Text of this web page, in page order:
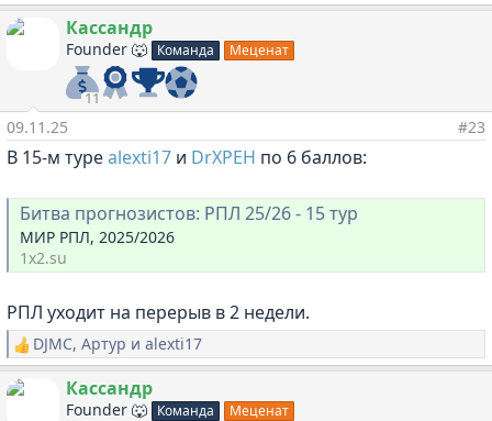
Кассандр
Founder 🐺 Команда Меценат
11
09.11.25 #23
В 15-м туреalexti17 и DrXPEH по 6 баллов:
Битва прогнозистов: РПЛ 25/26 - 15 тур
МИР РПЛ, 2025/2026
1x2.su
РПЛ уходит на перерыв в 2 недели.
Р
е
а
DJMC, Артур и alexti17
Кассандр
Founder 🐺 Команда Меценат